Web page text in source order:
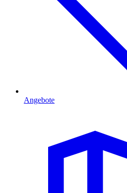
Angebote